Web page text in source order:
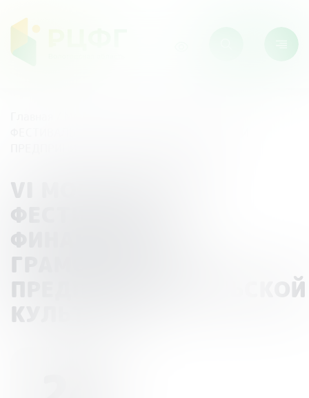
VI МОСКОВСКИЙ
ФЕСТИВАЛЬ
ФИНАНСОВОЙ
ГРАМОТНОСТИ И
ПРЕДПРИНИМАТЕЛЬСКОЙ
КУЛЬТУРЫ